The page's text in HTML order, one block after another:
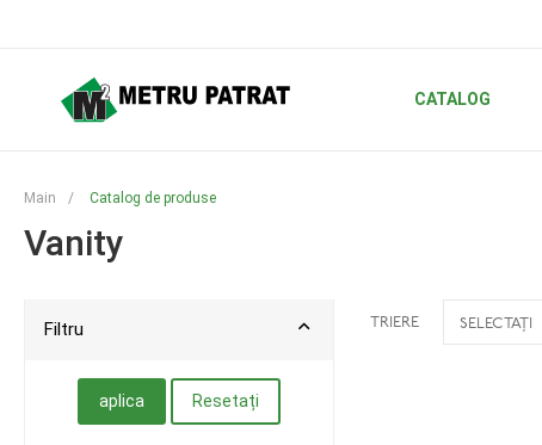
CATALOG
Main / Catalog de produse
Vanity
Filtru TRIERE SELECTAȚI